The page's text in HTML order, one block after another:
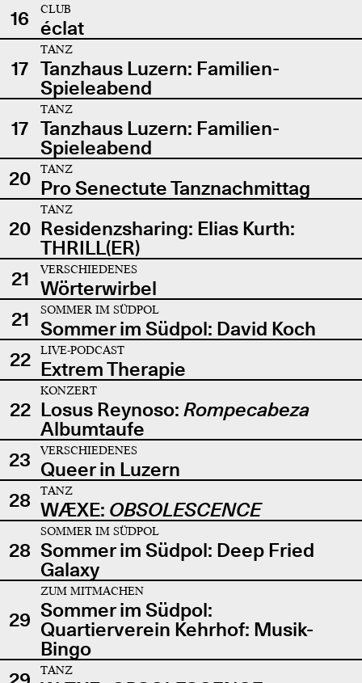
16
CLUB
éclat
17
TANZ
Tanzhaus Luzern: Familien-
Spieleabend
17
TANZ
Tanzhaus Luzern: Familien-
Spieleabend
20
TANZ
Pro Senectute Tanznachmittag
20
TANZ
Residenzsharing: Elias Kurth:
THRILL(ER)
21
VERSCHIEDENES
Wörterwirbel
21
SOMMER IM SÜDPOL
Sommer im Südpol: David Koch
22
LIVE-PODCAST
Extrem Therapie
22
KONZERT
Losus Reynoso: Rompecabeza
Albumtaufe
23
VERSCHIEDENES
Queer in Luzern
28
TANZ
WÆXE: OBSOLESCENCE
28
SOMMER IM SÜDPOL
Sommer im Südpol: Deep Fried
Galaxy
29
ZUM MITMACHEN
Sommer im Südpol:
Quartierverein Kehrhof: Musik-
Bingo
TANZ